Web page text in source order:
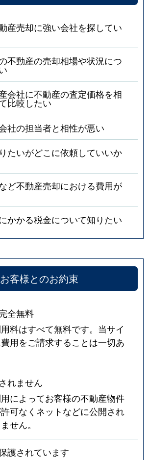
産売却に強い会社を探してい
不動産の売却相場や状況につ
会社に不動産の査定価格を相
比較したい
社の担当者と相性が悪い
たいがどこに依頼していいか
ど不動産売却における費用が
かかる税金について知りたい
お客様とのお約束
全無料
料はすべて無料です。当サイ
用をご請求することは一切あ
れません
によってお客様の不動産物件
可なくネットなどに公開され
せん。
護されています